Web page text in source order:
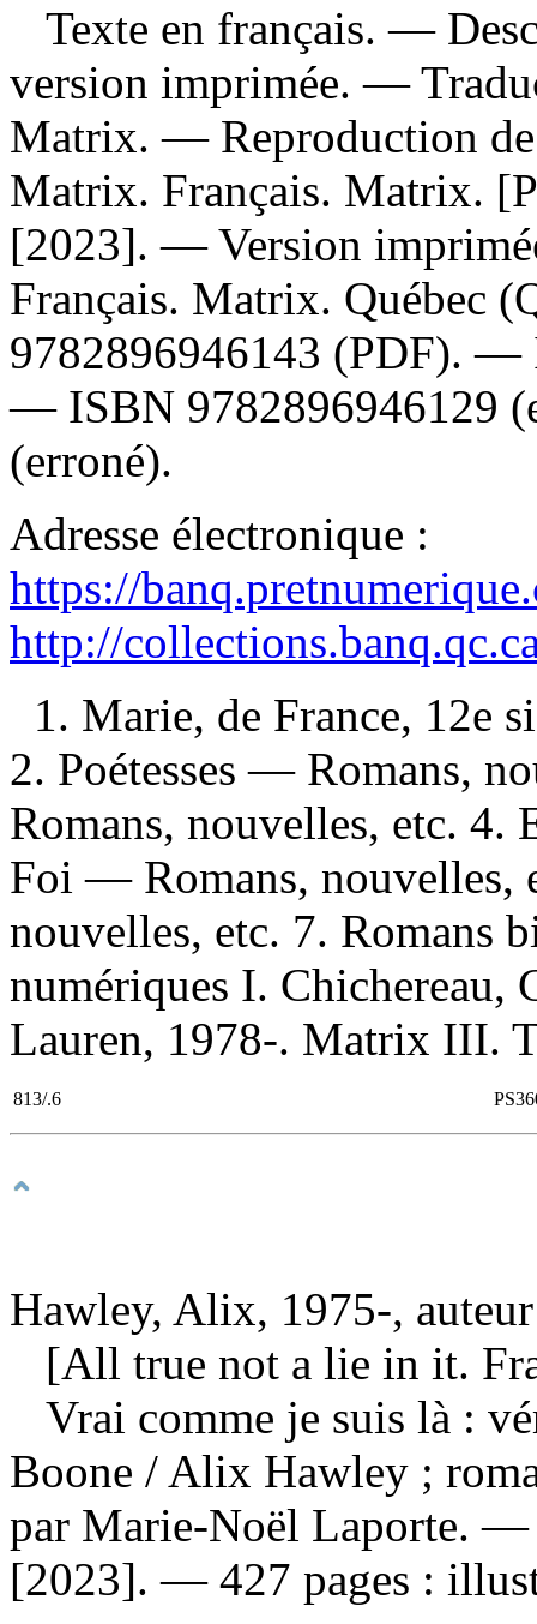
Texte en français. —
version imprimée. —
Matrix. — Reproduction
Matrix. Français. Matrix.
[2023]. —Version
Français. Matrix. Québec
9782896946143 (PDF). —
— ISBN 9782896946129
(erroné).
Adresse électronique :
https://
http://
1. Marie, de France, 12e
2. Poétesses — Romans,
Romans, nouvelles, etc.
Foi — Romans, nouvelles,
nouvelles, etc. 7. Romans
numériques I. Chichereau,
Lauren, 1978-. Matrix III.
813/.6
Hawley, Alix, 1975-, auteur
[All true not a lie in it.
Vrai comme je suis là :
Boone / Alix Hawley ;
par Marie-Noël Laporte. —
[2023]. — 427 pages :